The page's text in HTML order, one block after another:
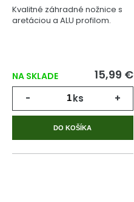
Kvalitné záhradné nožnice s
aretáciou a ALU profilom.
NA SKLADE 15,99 €
- ks +
DO KOŠÍKA